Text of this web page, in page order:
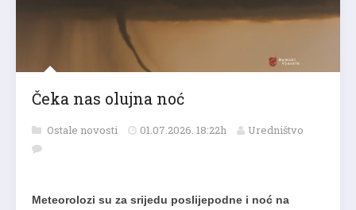
Čeka nas olujna noć
Ostale novosti 01.07.2026. 18:22h Uredništvo
Meteorolozi su za srijedu poslijepodne i noć na